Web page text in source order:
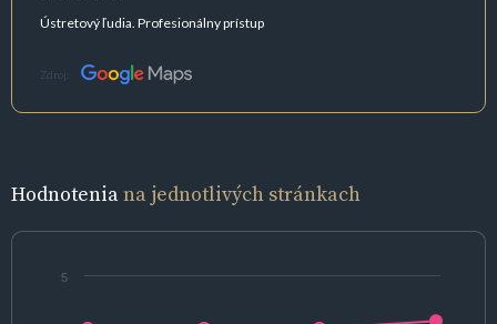
Ústretový ľudia. Profesionálny prístup
Zdroj:
Hodnoteniana jednotlivých stránkach
5